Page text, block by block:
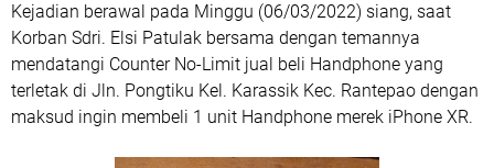
Kejadian berawal pada Minggu (06/03/2022) siang, saat
Korban Sdri. Elsi Patulak bersama dengan temannya
mendatangi Counter No-Limit jual beli Handphone yang
terletak di Jln. Pongtiku Kel. Karassik Kec. Rantepao dengan
maksud ingin membeli 1 unit Handphone merek iPhone XR.